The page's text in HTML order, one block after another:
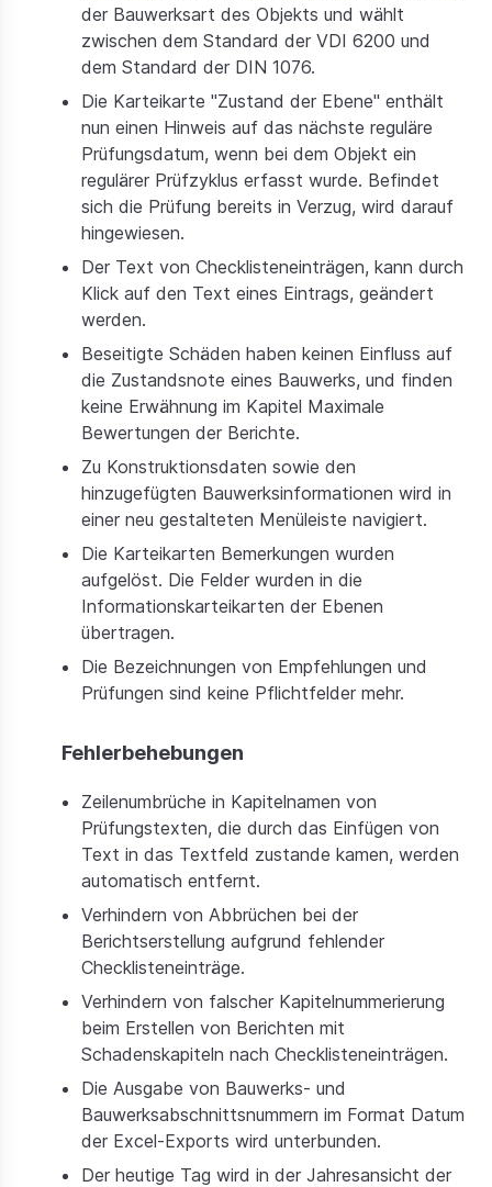
der Bauwerksart des Objekts und wählt
zwischen dem Standard der VDI 6200 und
dem Standard der DIN 1076.
Die Karteikarte "Zustand der Ebene" enthält
nun einen Hinweis auf das nächste reguläre
Prüfungsdatum, wenn bei dem Objekt ein
regulärer Prüfzyklus erfasst wurde. Befindet
sich die Prüfung bereits in Verzug, wird darauf
hingewiesen.
Der Text von Checklisteneinträgen, kann durch
Klick auf den Text eines Eintrags, geändert
werden.
Beseitigte Schäden haben keinen Einfluss auf
die Zustandsnote eines Bauwerks, und finden
keine Erwähnung im Kapitel Maximale
Bewertungen der Berichte.
Zu Konstruktionsdaten sowie den
hinzugefügten Bauwerksinformationen wird in
einer neu gestalteten Menüleiste navigiert.
Die Karteikarten Bemerkungen wurden
aufgelöst. Die Felder wurden in die
Informationskarteikarten der Ebenen
übertragen.
Die Bezeichnungen von Empfehlungen und
Prüfungen sind keine Pflichtfelder mehr.
Fehlerbehebungen
Zeilenumbrüche in Kapitelnamen von
Prüfungstexten, die durch das Einfügen von
Text in das Textfeld zustande kamen, werden
automatisch entfernt.
Verhindern von Abbrüchen bei der
Berichtserstellung aufgrund fehlender
Checklisteneinträge.
Verhindern von falscher Kapitelnummerierung
beim Erstellen von Berichten mit
Schadenskapiteln nach Checklisteneinträgen.
Die Ausgabe von Bauwerks- und
Bauwerksabschnittsnummern im Format Datum
der Excel-Exports wird unterbunden.
Der heutige Tag wird in der Jahresansicht der